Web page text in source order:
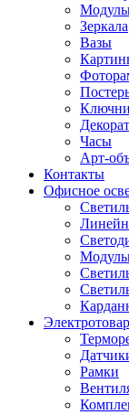
Зеркала
Вазы
Часы
Арт-
Контакты
Офисное
Рамки